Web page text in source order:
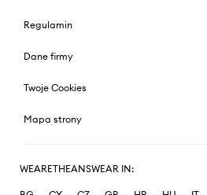
Regulamin
Dane firmy
Twoje Cookies
Mapa strony
WEARETHEANSWEAR IN: